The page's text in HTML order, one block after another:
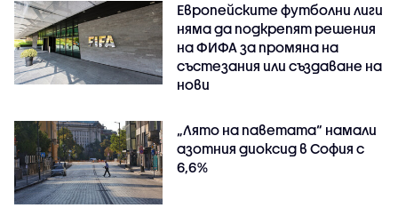
Европейските футболни лиги
няма да подкрепят решения
на ФИФА за промяна на
състезания или създаване на
нови
„Лято на паветата“ намали
азотния диоксид в София с
6,6%